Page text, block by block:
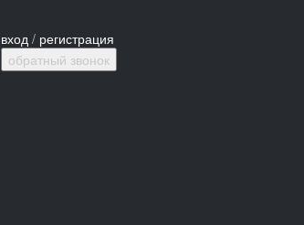
вход/ регистрация
обратный звонок